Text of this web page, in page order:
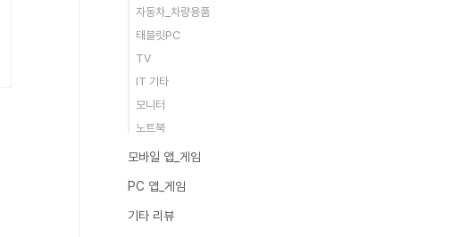
자동차_차량용품
태블릿PC
TV
IT 기타
모니터
노트북
모바일 앱_게임
PC 앱_게임
기타 리뷰